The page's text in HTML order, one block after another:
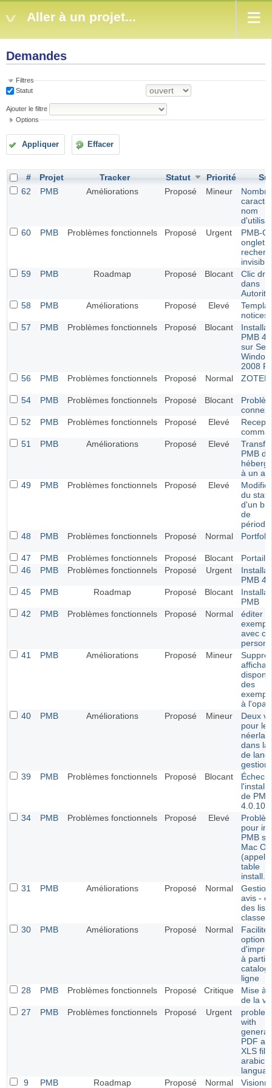
Aller à un projet...
Demandes
Filtres
Statut
Ajouter le filtre
Options
Appliquer Effacer
# Projet Tracker Statut Priorité
62
PMB Améliorations Proposé Mineur
nom
60
PMB Problèmes fonctionnels Proposé Urgent
PMB-
onglet
invisible
59
PMB Roadmap Proposé Blocant
Clic
dans
58
PMB Améliorations Proposé Elevé
notices
57
PMB Problèmes fonctionnels Proposé Blocant
PMB
sur
2008
56
PMB Problèmes fonctionnels Proposé Normal
54 PMB Problèmes fonctionnels Proposé Blocant
52
PMB Problèmes fonctionnels Proposé Elevé
51
PMB Améliorations Proposé Elevé
PMB
à un
49
PMB Problèmes fonctionnels Proposé Elevé
du
d'un
de
48
PMB Problèmes fonctionnels Proposé Normal Portfolio
47 PMB Problèmes fonctionnels Proposé Blocant
Portail
46
PMB Problèmes fonctionnels Proposé Urgent
PMB
45
PMB Roadmap Proposé Blocant
PMB
42
PMB Problèmes fonctionnels Proposé Normal
éditer
avec
41
PMB Améliorations Proposé Mineur
des
à
40
PMB Améliorations Proposé Mineur
Deux
pour le
dans la
de
gestion
39
PMB Problèmes fonctionnels Proposé Blocant
Échec
de PMB
4.0.10
34
PMB Problèmes fonctionnels Proposé Elevé
pour
PMB
Mac OX
table
31
PMB Améliorations Proposé Normal
avis -
des
30
PMB Améliorations Proposé Normal
options
à partir
ligne
28
PMB Problèmes fonctionnels Proposé Critique
Mise à
de la
27
PMB Problèmes fonctionnels Proposé Urgent
with
PDF
XLS
arabic
9
PMB Roadmap Proposé Normal